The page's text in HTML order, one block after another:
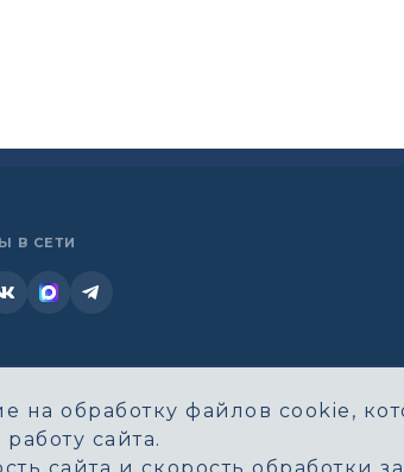
В СЕТИ
на обработку файлов cookie,
сайта.